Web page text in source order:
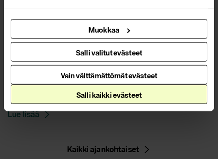
Salli kaikki evästeet
Muokkaa
Salli valitut evästeet
Vain välttämättömät evästeet
Yrjö Kukkapuro Scan Magazine -
lehdessä
Käy lukemassa
artikkelimmesuomalaisen muotoilun
mestarista Scan Magazine -lehden
kesäkuun numerossa!
Lue lisää
Kaikki ajankohtaiset